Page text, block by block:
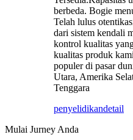
berbeda. Bogie
Telah lulus
dari sistem kendali
kontrol kualitas
kualitas produk
populer di pasar
Utara, Amerika
Tenggara
penyelidikandetail
Mulai Jurney Anda